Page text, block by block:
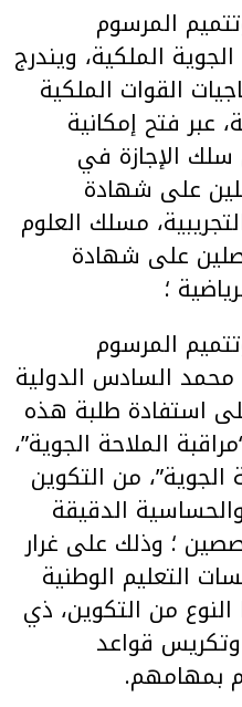
المرسوم
الملكية، ويندرج
القوات الملكية
عبر فتح إمكانية
سلك الإجازة في
على شهادة
مسلك العلوم
على شهادة
؛
المرسوم
محمد السادس الدولية
استفادة طلبة هذه
الملاحة الجوية”،
الجوية”، من التكوين
الدقيقة
؛ وذلك على غرار
التعليم الوطنية
من التكوين، ذي
وتكريس قواعد
بمهامهم.